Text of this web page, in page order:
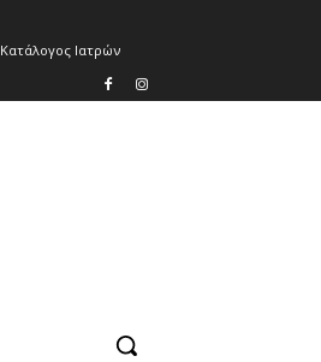
Κατάλογος Ιατρών